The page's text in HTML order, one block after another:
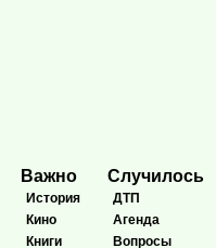
Важно
История
Кино
Книги
Случилось
ДТП
Агенда
Вопросы